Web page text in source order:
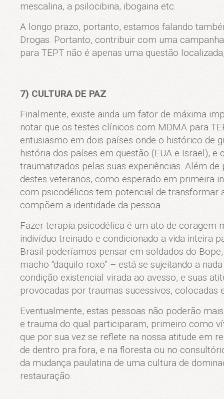
mescalina, a psilocibina, ibogaina etc.
A longo prazo, portanto, estamos falando
Drogas. Portanto, contribuir com uma
para TEPT não é apenas uma questão
7) CULTURA DE PAZ
Finalmente, existe ainda um fator de máxima
notar que os testes clínicos com MDMA para
entusiasmo em dois países onde o histórico de
história dos países em questão (EUA e Israel),
traumatizados pelas suas experiências. Além
destes veteranos, como esperado em primeira
com psicodélicos tem potencial de transformar
compõem a identidade da pessoa.
Fazer terapia psicodélica é um ato de coragem
indivíduo treinado e condicionado a vida inteira
Brasil poderíamos pensar em soldados do
macho “daquilo roxo” – está se sujeitando a
condição existencial virada ao avesso, e suas
provocadas por traumas sucessivos, colocadas
Eventualmente, estas pessoas não poderão
e trauma do qual participaram, primeiro como
que por sua vez se reflete na nossa atitude em
de dentro pra fora, e na floresta ou no
da mudança paulatina de uma cultura de
restauração.